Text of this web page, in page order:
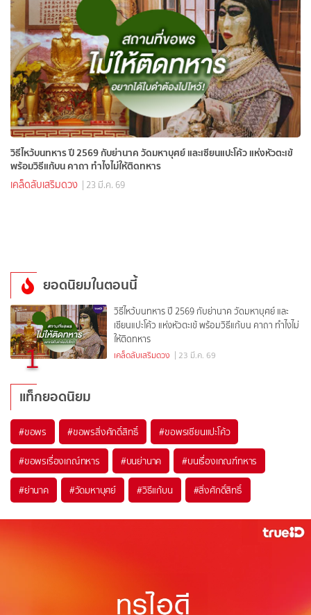
วิธีไหว้บนทหาร ปี 2569 กับย่านาค วัดมหาบุศย์ และเซียนแปะโค้ว แห่งหัวตะเข้
พร้อมวิธีแก้บน คาถา ทำไงไม่ให้ติดทหาร
เคล็ดลับเสริมดวง | 23 มี.ค. 69
ยอดนิยมในตอนนี้
1
วิธีไหว้บนทหาร ปี 2569 กับย่านาค วัดมหาบุศย์ และ
เซียนแปะโค้ว แห่งหัวตะเข้ พร้อมวิธีแก้บน คาถา ทำไงไม่
ให้ติดทหาร
เคล็ดลับเสริมดวง | 23 มี.ค. 69
แท็กยอดนิยม
#ขอพร #ขอพรสิ่งศักดิ์สิทธิ์ #ขอพรเซียนแปะโค้ว
#ขอพรเรื่องเกณ์ทหาร #บนย่านาค #บนเรื่องเกณฑ์ทหาร
#ย่านาค #วัดมหาบุศย์ #วิธีแก้บน #สิ่งศักดิ์สิทธิ์